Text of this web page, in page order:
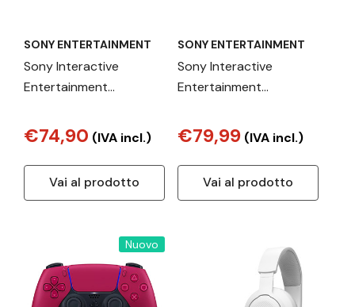
SONY ENTERTAINMENT
Sony Interactive
Entertainment
Bluetooth/USB
Gamepad
Analogico/Digitale
PlayStation 5
€74,90 (IVA incl.)
Vai al prodotto
SONY ENTERTAINMENT
Sony Interactive
Entertainment
Indigo V3
€79,99 (IVA incl.)
Vai al prodotto
Nuovo